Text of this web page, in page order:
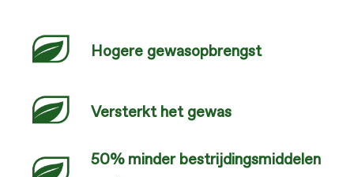
Hogere gewasopbrengst
Versterkt het gewas
50% minder bestrijdingsmiddelen